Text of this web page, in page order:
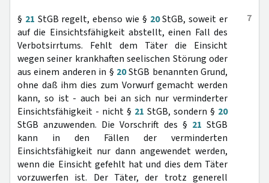
7
§ 21 StGB regelt, ebenso wie § 20StGB, soweit er
auf die Einsichtsfähigkeit abstellt, einen Fall des
Verbotsirrtums. Fehlt dem Täter die Einsicht
wegen seiner krankhaften seelischen Störung oder
aus einem anderen in § 20StGB benannten Grund,
ohne daß ihm dies zum Vorwurf gemacht werden
kann, so ist - auch bei an sich nur verminderter
Einsichtsfähigkeit - nicht § 21 StGB, sondern § 20
StGB anzuwenden. Die Vorschrift des § 21 StGB
kann in den Fällen der verminderten
Einsichtsfähigkeit nur dann angewendet werden,
wenn die Einsicht gefehlt hat und dies dem Täter
vorzuwerfen ist. Der Täter, der trotz generell